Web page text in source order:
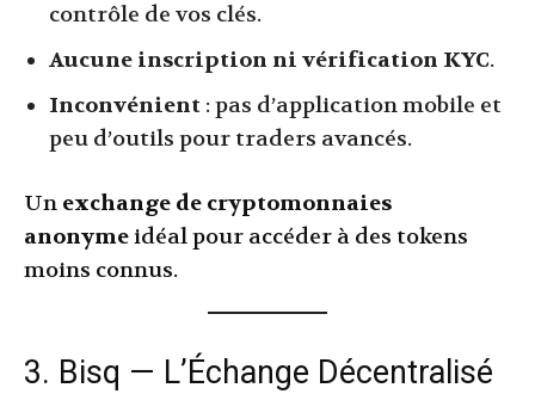
contrôle de vos clés.
Aucune inscription ni vérification KYC.
Inconvénient : pas d’application mobile et
peu d’outils pour traders avancés.
Un exchange de cryptomonnaies
anonymeidéal pour accéder à des tokens
moins connus.
3. Bisq — L’Échange Décentralisé